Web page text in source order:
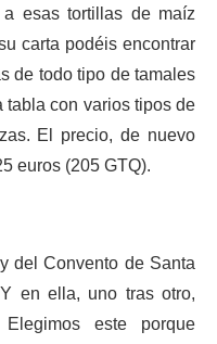
a esas tortillas de maíz
carta podéis encontrar
de todo tipo de tamales
tabla con varios tipos de
El precio, de nuevo
euros (205 GTQ).
del Convento de Santa
en ella, uno tras otro,
este porque